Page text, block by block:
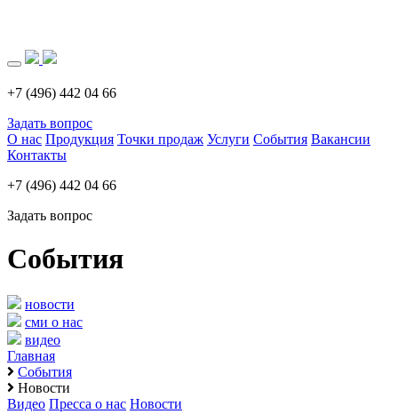
+7 (496) 442 04 66
Задать вопрос
О нас Продукция Точки продаж Услуги События Вакансии
Контакты
+7 (496) 442 04 66
Задать вопрос
События
новости
сми о нас
видео
Главная
События
Новости
Видео Пресса о нас Новости